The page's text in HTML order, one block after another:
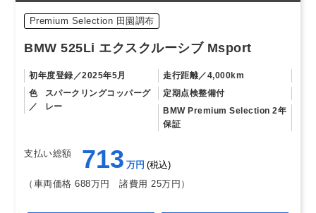
Premium Selection 田園調布
BMW 525Li エクスクルーシブ Msport
初年度登録 2025年5月 走行距離
4,000km
色
スパークリングコッパーグ
レー
定期点検整備付
BMW Premium Selection 2年
保証
支払い総額 713 万円
税込
（車両価格 688万円
諸費用 25万円）